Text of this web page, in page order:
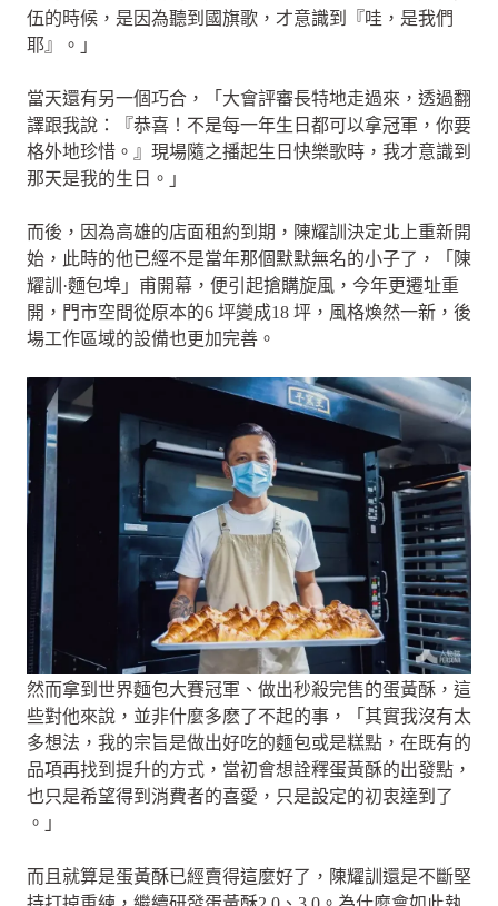
伍的時候，是因為聽到國旗歌，才意識到『哇，是我們
耶』。」
當天還有另一個巧合，「大會評審長特地走過來，透過翻
譯跟我說：『恭喜！不是每一年生日都可以拿冠軍，你要
格外地珍惜。』現場隨之播起生日快樂歌時，我才意識到
那天是我的生日。」
而後，因為高雄的店面租約到期，陳耀訓決定北上重新開
始，此時的他已經不是當年那個默默無名的小子了，「陳
耀訓·麵包埠」甫開幕，便引起搶購旋風，今年更遷址重
開，門市空間從原本的6 坪變成18 坪，風格煥然一新，後
場工作區域的設備也更加完善。
然而拿到世界麵包大賽冠軍、做出秒殺完售的蛋黃酥，這
些對他來說，並非什麼多麽了不起的事，「其實我沒有太
多想法，我的宗旨是做出好吃的麵包或是糕點，在既有的
品項再找到提升的方式，當初會想詮釋蛋黃酥的出發點，
也只是希望得到消費者的喜愛，只是設定的初衷達到了
。」
而且就算是蛋黃酥已經賣得這麼好了，陳耀訓還是不斷堅